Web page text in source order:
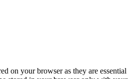
on your browser as they are essential